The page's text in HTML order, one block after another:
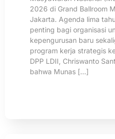
2026 di Grand Ballroom
Jakarta. Agenda lima
penting bagi organisasi
kepengurusan baru
program kerja strategis
DPP LDII, Chriswanto
bahwa Munas […]